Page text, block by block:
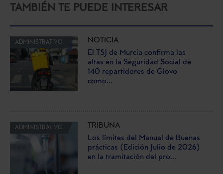
TAMBIÉN TE PUEDE INTERESAR
ADMINISTRATIVO
NOTICIA
El TSJ de Murcia confirma las
altas en la Seguridad Social de
140 repartidores de Glovo
como...
ADMINISTRATIVO
TRIBUNA
Los límites del Manual de Buenas
prácticas (Edición Julio de 2026)
en la tramitación del pro...